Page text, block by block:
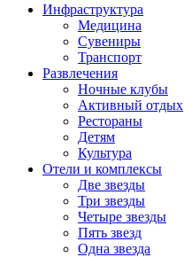
Инфраструктура
Медицина
Сувениры
Транспорт
Развлечения
Ночные клубы
Активный отдых
Рестораны
Детям
Культура
Отели и комплексы
Две звезды
Три звезды
Четыре звезды
Пять звезд
Одна звезда